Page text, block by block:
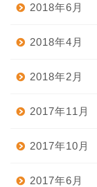
2018年6月
2018年4月
2018年2月
2017年11月
2017年10月
2017年6月